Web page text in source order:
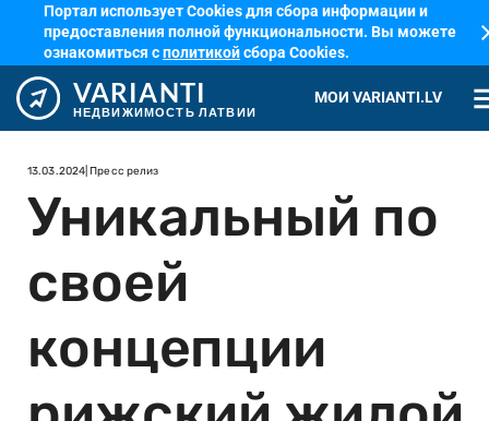
Портал использует Cookies для сбора информации и
предоставления полной функциональности. Вы можете
ознакомиться сполитикойсбора Cookies.
VARIANTI
НЕДВИЖИМОСТЬ ЛАТВИИ
МОИ VARIANTI.LV
13.03.2024 | Пресс релиз
Уникальный по
своей
концепции